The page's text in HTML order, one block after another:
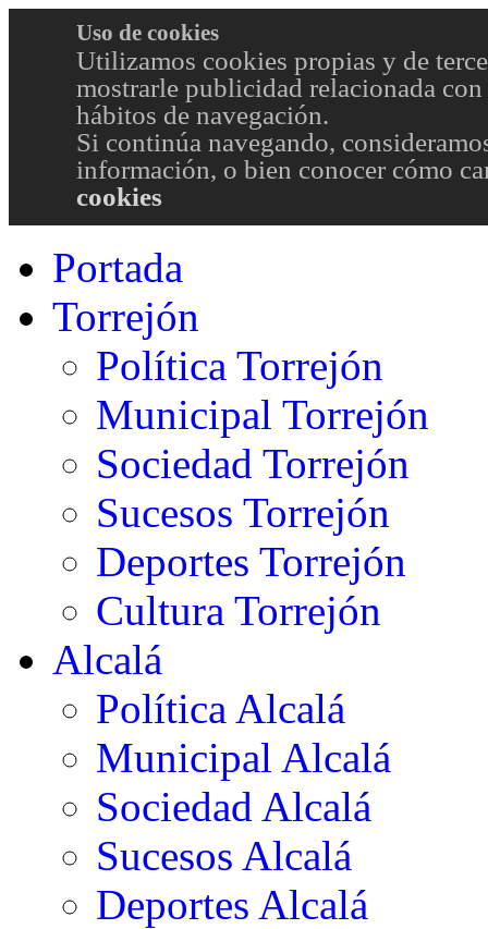
Uso de cookies
Utilizamos cookies propias y de
mostrarle publicidad relacionada
hábitos de navegación.
Si continúa navegando,
información, o bien conocer cómo
cookies
Portada
Torrejón
Política Torrejón
Municipal Torrejón
Sociedad Torrejón
Sucesos Torrejón
Deportes Torrejón
Cultura Torrejón
Alcalá
Política Alcalá
Municipal Alcalá
Sociedad Alcalá
Sucesos Alcalá
Deportes Alcalá